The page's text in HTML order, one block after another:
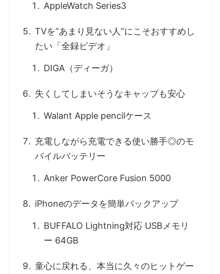
AppleWatch Series3
TVを”あまり見ない人”にこそおすすめし
たい「全録ビデオ」
DIGA（ディーガ）
失くしてしまいそうなキャップも安心
Walant Apple pencilケース
充電しながら充電できる使い勝手◎のモ
バイルバッテリー
Anker PowerCore Fusion 5000
iPhoneのデータを簡単バックアップ
BUFFALO Lightning対応 USBメモリ
ー 64GB
童心に戻れる、本当に久々のヒットゲー